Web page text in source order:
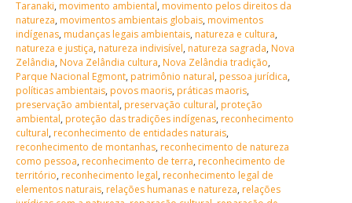
Taranaki, movimento ambiental, movimento pelos direitos da
natureza, movimentos ambientais globais, movimentos
indígenas, mudanças legais ambientais, natureza e cultura,
natureza e justiça, natureza indivisível, natureza sagrada, Nova
Zelândia, Nova Zelândia cultura, Nova Zelândia tradição,
Parque Nacional Egmont, patrimônio natural, pessoa jurídica,
políticas ambientais, povos maoris, práticas maoris,
preservação ambiental, preservação cultural, proteção
ambiental, proteção das tradições indígenas, reconhecimento
cultural, reconhecimento de entidades naturais,
reconhecimento de montanhas, reconhecimento de natureza
como pessoa, reconhecimento de terra, reconhecimento de
território, reconhecimento legal, reconhecimento legal de
elementos naturais, relações humanas e natureza, relações